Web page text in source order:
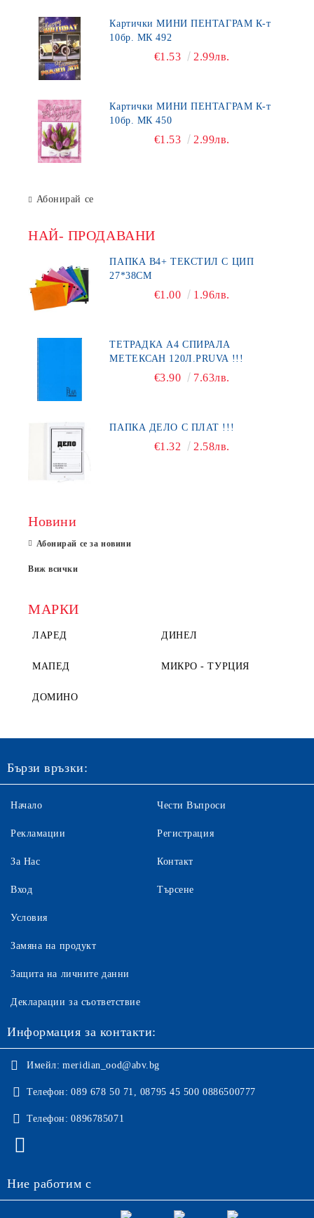
Картички МИНИ ПЕНТАГРАМ К-т
10бр. МК 492
€1.53 2.99лв.
Картички МИНИ ПЕНТАГРАМ К-т
10бр. МК 450
€1.53 2.99лв.
Абонирай се
НАЙ- ПРОДАВАНИ
ПАПКА В4+ ТЕКСТИЛ С ЦИП
27*38СМ
€1.00 1.96лв.
ТЕТРАДКА А4 СПИРАЛА
МЕТЕКСАН 120Л.PRUVA !!!
€3.90 7.63лв.
ПАПКА ДЕЛО С ПЛАТ !!!
€1.32 2.58лв.
Новини
Абонирай се за новини
Виж всички
МАРКИ
ЛАРЕД ДИНЕЛ
МАПЕД МИКРО - ТУРЦИЯ
ДОМИНО
Бързи връзки:
Начало
Рекламации
За Нас
Вход
Чести Въпроси
Регистрация
Контакт
Търсене
Условия
Замяна на продукт
Защита на личните данни
Декларации за съответствие
Информация за контакти:
Имейл: meridian_ood@abv.bg
Телефон: 089 678 50 71, 08795 45 500 0886500777
Телефон: 0896785071
Ние работим с